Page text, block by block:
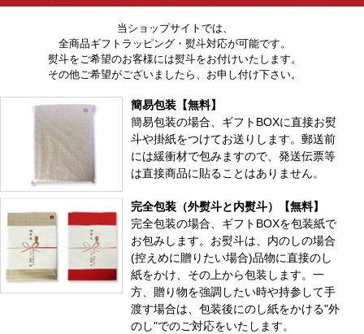
当ショップサイトでは、
全商品ギフトラッピング・熨斗対応が可能です。
熨斗をご希望のお客様には熨斗をお付けいたします。
その他ご希望がございましたら、お申し付け下さい。
簡易包装【無料】
簡易包装の場合、ギフトBOXに直接お熨
斗や掛紙をつけてお送りします。郵送前
には緩衝材で包みますので、発送伝票等
は直接商品に貼ることはありません。
完全包装（外熨斗と内熨斗）【無料】
完全包装の場合、ギフトBOXを包装紙で
お包みします。お熨斗は、内のしの場合
(控えめに贈りたい場合)品物に直接のし
紙をかけ、その上から包装します。一
方、贈り物を強調したい時や持参して手
渡す場合は、包装後にのし紙をかける"外
のし"でのご対応をいたします。